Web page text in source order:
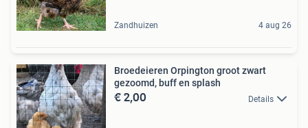
Zandhuizen 4 aug 26
Broedeieren Orpington groot zwart
gezoomd, buff en splash
€ 2,00 Details